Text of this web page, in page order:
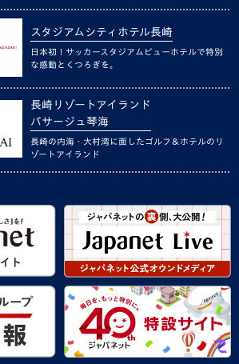
スタジアムシティホテル長崎
日本初！サッカースタジアムビューホテルで特別
な感動とくつろぎを。
長崎リゾートアイランド
パサージュ琴海
長崎の内海・大村湾に面したゴルフ＆ホテルのリ
ゾートアイランド